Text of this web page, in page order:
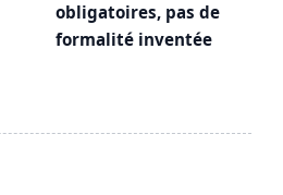
obligatoires, pas de
formalité inventée